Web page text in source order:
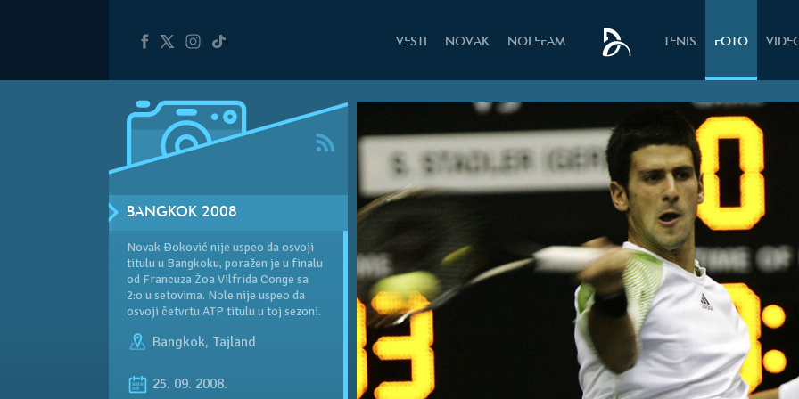
VESTI NOVAK NOLEFAM TENIS FOTO
BANGKOK 2008
Novak Đoković nije uspeo da osvoji
titulu u Bangkoku, poražen je u finalu
od Francuza Žoa Vilfrida Conge sa
2:o u setovima. Nole nije uspeo da
osvoji četvrtu ATP titulu u toj sezoni.
Bangkok, Tajland
25. 09. 2008.